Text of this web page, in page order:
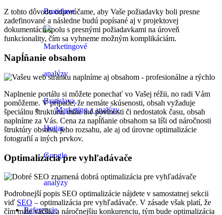
Marketing a analýzy
Referencie
Z tohto dôvodu odporúčame, aby Vaše požiadavky boli presne
zadefinované a následne budú popísané aj v projektovej
dokumentácií spolu s presnými požiadavkami na úroveň
funkcionality, čím sa vyhneme možným komplikáciám.
Napĺňanie obsahom
Naplnenie portálu si môžete ponechať vo Vašej réžii, no radi Vám
pomôžeme. V prípade, že nemáte skúsenosti, obsah vyžaduje
špeciálnu štruktúru, máte iné povinosti či nedostatok času, obsah
naplníme za Vás. Cena za napĺňanie obsahom sa líši od náročnosti
štruktúry obsahu, jeho rozsahu, ale aj od úrovne optimalizácie
fotografií a iných prvkov.
Optimalizácia pre vyhľadávače
Podrobnejší popis SEO optimalizácie nájdete v samostatnej sekcii
viď SEO – optimalizácia pre vyhľadávače. V zásade však platí, že
čím máte väčšiu a náročnejšiu konkurenciu, tým bude optimalizácia